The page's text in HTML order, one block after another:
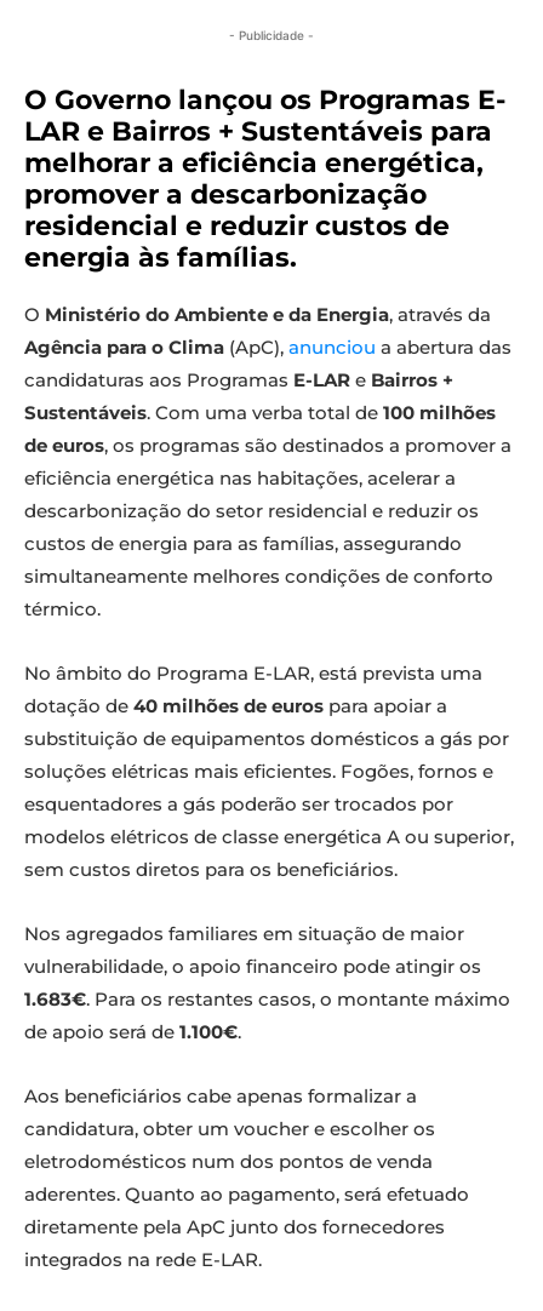
- Publicidade -
O Governo lançou os Programas E-
LAR e Bairros + Sustentáveis para
melhorar a eficiência energética,
promover a descarbonização
residencial e reduzir custos de
energia às famílias.
O Ministério do Ambiente e da Energia, através da
Agência para o Clima (ApC), anunciou a abertura das
candidaturas aos Programas E-LAR e Bairros +
Sustentáveis. Com uma verba total de 100 milhões
de euros, os programas são destinados a promover a
eficiência energética nas habitações, acelerar a
descarbonização do setor residencial e reduzir os
custos de energia para as famílias, assegurando
simultaneamente melhores condições de conforto
térmico.
No âmbito do Programa E-LAR, está prevista uma
dotação de 40 milhões de euros para apoiar a
substituição de equipamentos domésticos a gás por
soluções elétricas mais eficientes. Fogões, fornos e
esquentadores a gás poderão ser trocados por
modelos elétricos de classe energética A ou superior,
sem custos diretos para os beneficiários.
Nos agregados familiares em situação de maior
vulnerabilidade, o apoio financeiro pode atingir os
1.683€. Para os restantes casos, o montante máximo
de apoio será de 1.100€.
Aos beneficiários cabe apenas formalizar a
candidatura, obter um voucher e escolher os
eletrodomésticos num dos pontos de venda
aderentes. Quanto ao pagamento, será efetuado
diretamente pela ApC junto dos fornecedores
integrados na rede E-LAR.